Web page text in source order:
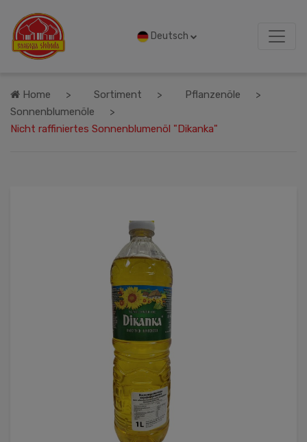
Deutsch
Home Sortiment
Pflanzenöle
Sonnenblumenöle
Nicht raffiniertes Sonnenblumenöl "Dikanka"